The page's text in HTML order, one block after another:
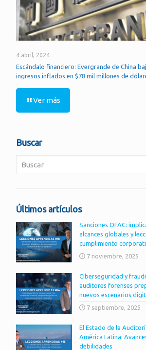
4 abril, 2024
Escándalo financiero: Evergrande de China
ingresos inflados en $78 mil millones de
Ver más
Buscar
Últimos artículos
Sanciones OFAC:
alcances globales y
cumplimiento
7 noviembre, 2025
Ciberseguridad y
auditores forenses
nuevos escenarios
7 septiembre, 2025
El Estado de la
América Latina:
debilidades